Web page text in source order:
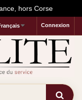
hors Corse
Connexion